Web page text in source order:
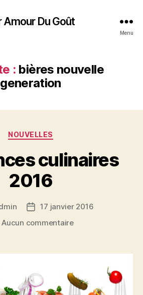
Amour Du Goût
Menu
: bières nouvelle
generation
Catégories
NOUVELLES
culinaires
2016
Date17 janvier 2016
Aucun commentairesur
2016